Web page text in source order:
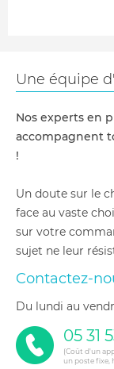
Une équipe
Nos experts en
accompagnent
!
Un doute sur le
face au vaste
sur votre
sujet ne leur
Contactez-
du lundi au
05 31
(Coût d'un
un poste fixe,